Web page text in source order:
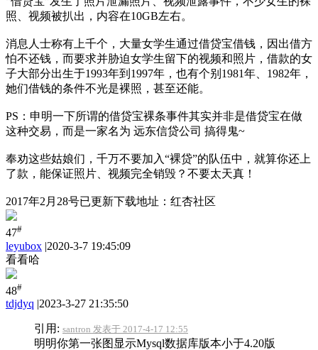
照、视频被扒出，内容在10GB左右。
消息人士称有上千个，大量女学生通过借贷宝借钱，因出借方
怕不还钱，而要求并胁迫女学生留下的视频和照片，借款的女
子大部分出生于1993年到1997年，也有个别1981年、1982年，
她们借钱的条件不光是裸照，甚至还能。
PS：申明一下所谓的借贷宝裸条事件其实并非是借贷宝在做
这种交易，而是一家名为 远东信贷公司 搞得鬼~
奉劝这些姑娘们，千万不要加入“裸贷”的队伍中，就算你还上
了款，能保证照片、视频完全销毁？不要太天真！
2017年2月28号已更新下载地址：红杏社区
47#
leyubox |2020-3-7 19:45:09
看看哈
48#
tdjdyq |2023-3-27 21:35:50
引用: santron 发表于 2017-4-17 12:55
明明你第一张图显示Mysql数据库版本小于4.20版